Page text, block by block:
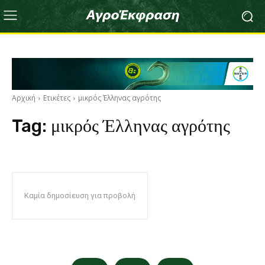
Αρχική Ετικέτες μικρός Έλληνας αγρότης
Tag: μικρός Έλληνας αγρότης
Καμία δημοσίευση για προβολή